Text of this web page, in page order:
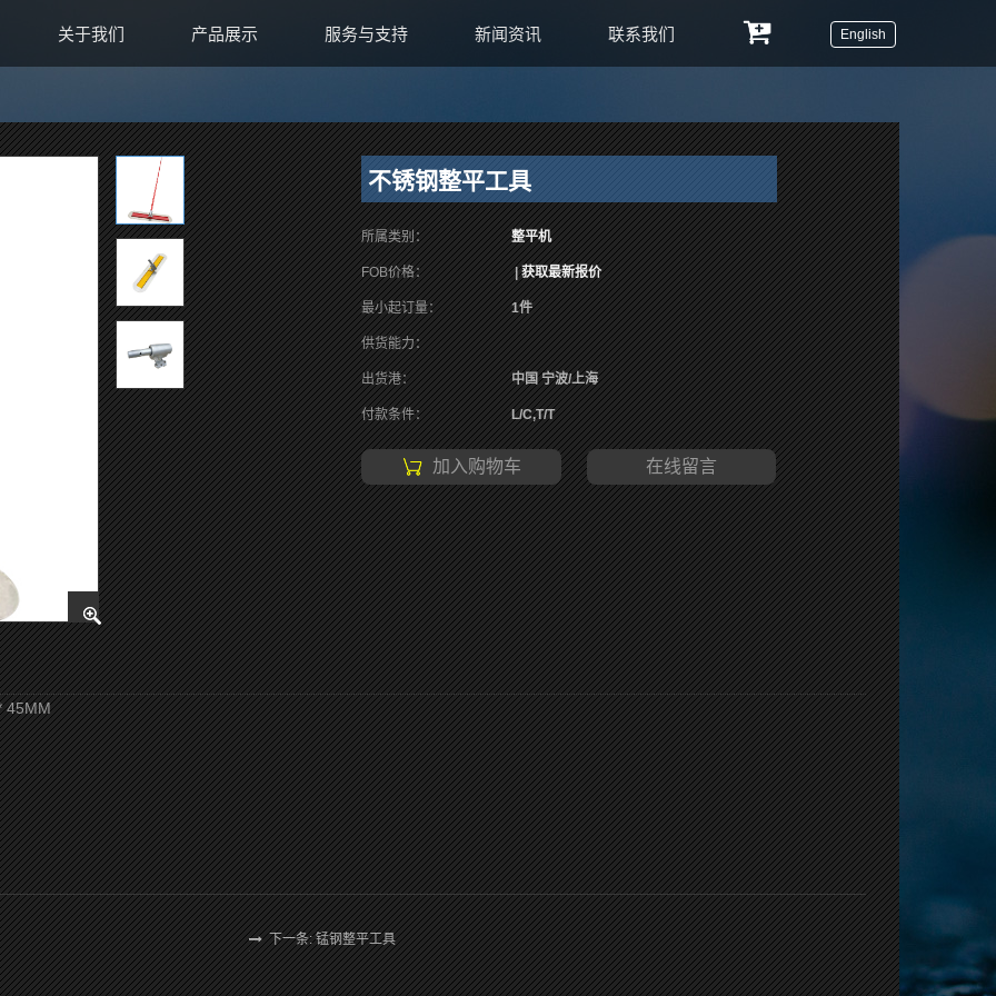
关于我们 产品展示 服务与支持 新闻资讯 联系我们 English
不锈钢整平工具
所属类别： 整平机
FOB价格： |获取最新报价
最小起订量： 1件
供货能力：
出货港： 中国 宁波/上海
付款条件： L/C,T/T
加入购物车 在线留言
45MM
下一条: 锰钢整平工具